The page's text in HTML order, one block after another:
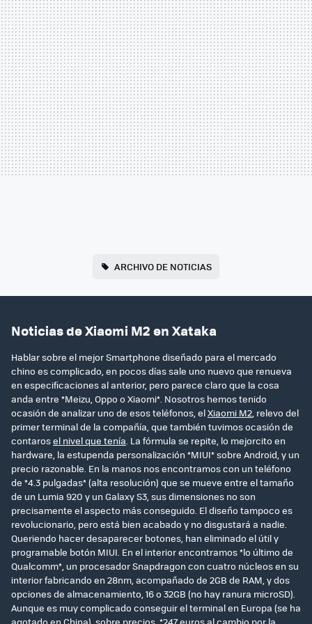
ARCHIVO DE NOTICIAS
Noticias de Xiaomi M2 en Xataka
Hablar sobre el mejor Smartphone diseñado para el mercado
chino es complicado, en pocos días sale uno nuevo que renueva
en especificaciones al anterior, pero parece claro que la cosa
anda entre *Meizu, Oppo o Xiaomi*. Nosotros hemos tenido
ocasión de analizar uno de esos teléfonos, elXiaomi M2, relevo del
primer terminal de la compañía, que también tuvimos ocasión de
contarosel nivel que tenía. La fórmula se repite, lo mejorcito en
hardware, la estupenda personalización *MIUI* sobre Android, y un
precio razonable. En la manos nos encontramos con un teléfono
de *4.3 pulgadas* (alta resolución) que se mueve entre el tamaño
de un Lumia 920 y un Galaxy S3, sus dimensiones no son
precisamente el aspecto más conseguido. El diseño tampoco es
revolucionario, pero está bien acabado y no disgustará a nadie.
Queriendo hacer desaparecer botones, han eliminado el útil y
programable botón MIUI. En el interior encontramos *lo último de
Qualcomm*, un procesador Snapdragon con cuatro núcleos en su
interior fabricando en 28nm, acompañado de 2GB de RAM, y dos
opciones de almacenamiento, 16 o 32GB (no hay ranura microSD).
Aunque es muy complicado conseguir el terminal en Europa (se ha